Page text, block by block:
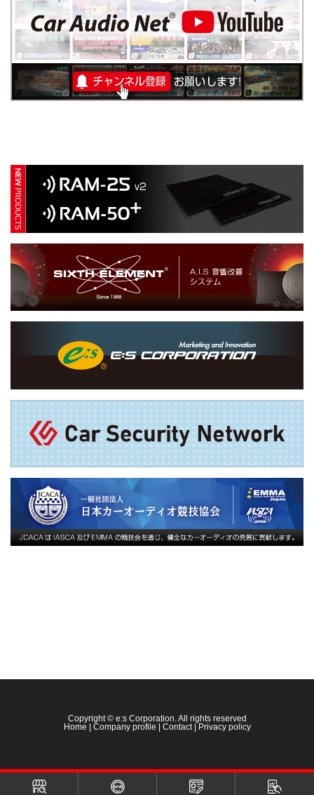
Copyright © e:s Corporation. All rights reserved
Home
Company profile Contact| Privacy policy